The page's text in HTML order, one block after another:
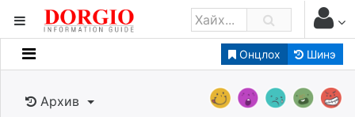
Онцлох Шинэ
Мэдээллийн
Банк санхүү
Архив